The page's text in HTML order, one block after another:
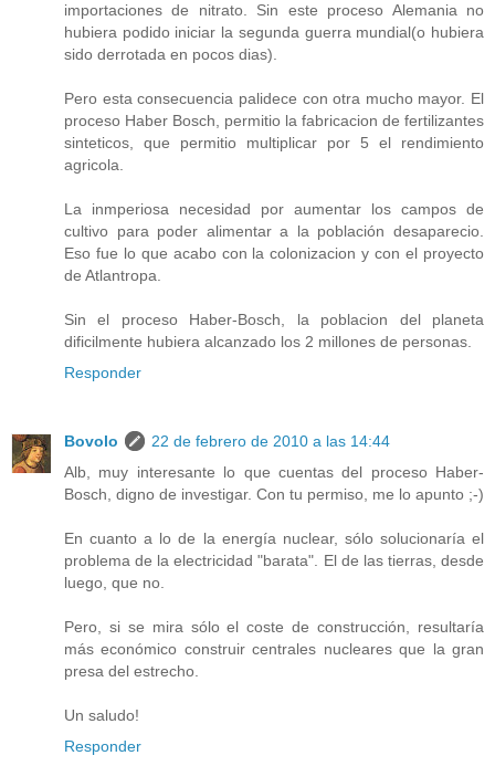
importaciones de nitrato. Sin este proceso Alemania no
hubiera podido iniciar la segunda guerra mundial(o hubiera
sido derrotada en pocos dias).
Pero esta consecuencia palidece con otra mucho mayor. El
proceso Haber Bosch, permitio la fabricacion de fertilizantes
sinteticos, que permitio multiplicar por 5 el rendimiento
agricola.
La inmperiosa necesidad por aumentar los campos de
cultivo para poder alimentar a la población desaparecio.
Eso fue lo que acabo con la colonizacion y con el proyecto
de Atlantropa.
Sin el proceso Haber-Bosch, la poblacion del planeta
dificilmente hubiera alcanzado los 2 millones de personas.
Responder
Bovolo
22 de febrero de 2010 a las 14:44
Alb, muy interesante lo que cuentas del proceso Haber-
Bosch, digno de investigar. Con tu permiso, me lo apunto ;-)
En cuanto a lo de la energía nuclear, sólo solucionaría el
problema de la electricidad "barata". El de las tierras, desde
luego, que no.
Pero, si se mira sólo el coste de construcción, resultaría
más económico construir centrales nucleares que la gran
presa del estrecho.
Un saludo!
Responder